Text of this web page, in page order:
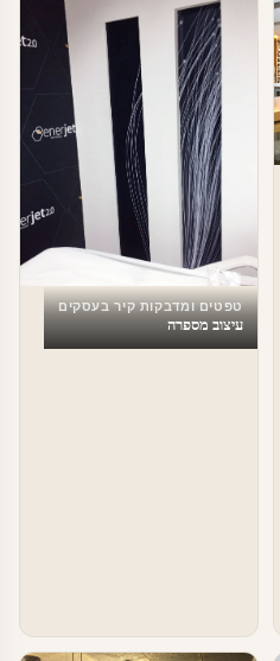
טפטים ומדבקות קיר בעסקים
עיצוב מספרה